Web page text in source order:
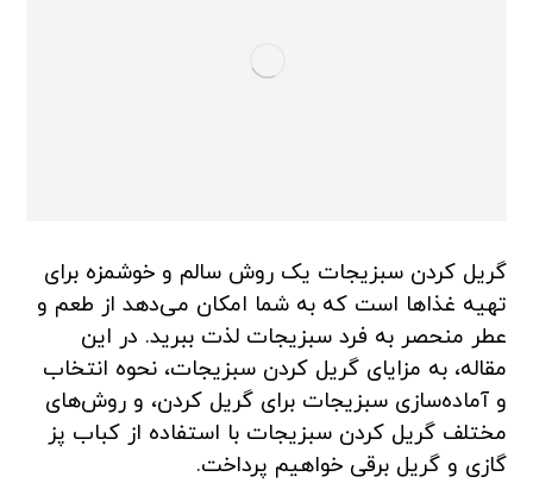
گریل کردن سبزیجات یک روش سالم و خوشمزه برای
تهیه غذاها است که به شما امکان می‌دهد از طعم و
عطر منحصر به فرد سبزیجات لذت ببرید. در این
مقاله، به مزایای گریل کردن سبزیجات، نحوه انتخاب
و آماده‌سازی سبزیجات برای گریل کردن، و روش‌های
مختلف گریل کردن سبزیجات با استفاده از کباب پز
گازی و گریل برقی خواهیم پرداخت.